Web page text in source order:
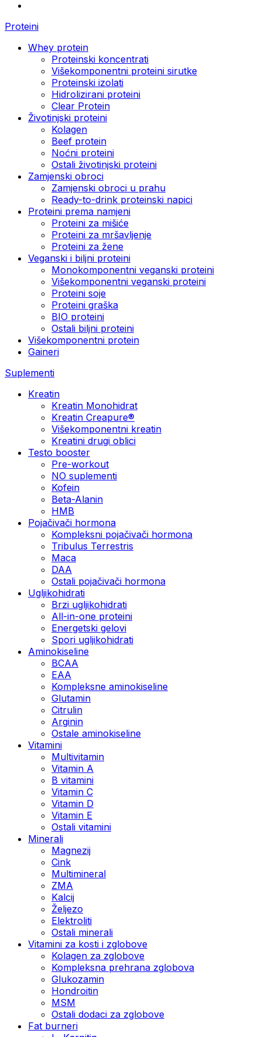
Proteini
Whey protein
Proteinski koncentrati
Višekomponentni proteini sirutke
Proteinski izolati
Hidrolizirani proteini
Clear Protein
Životinjski proteini
Kolagen
Beef protein
Noćni proteini
Ostali životinjski proteini
Zamjenski obroci
Zamjenski obroci u prahu
Ready-to-drink proteinski napici
Proteini prema namjeni
Proteini za mišiće
Proteini za mršavljenje
Proteini za žene
Veganski i biljni proteini
Monokomponentni veganski proteini
Višekomponentni veganski proteini
Proteini soje
Proteini graška
BIO proteini
Ostali biljni proteini
Višekomponentni protein
Gaineri
Suplementi
Kreatin
Kreatin Monohidrat
Kreatin Creapure®
Višekomponentni kreatin
Kreatini drugi oblici
Testo booster
Pre-workout
NO suplementi
Kofein
Beta-Alanin
HMB
Pojačivači hormona
Kompleksni pojačivači hormona
Tribulus Terrestris
Maca
DAA
Ostali pojačivači hormona
Ugljikohidrati
Brzi ugljikohidrati
All-in-one proteini
Energetski gelovi
Spori ugljikohidrati
Aminokiseline
BCAA
EAA
Kompleksne aminokiseline
Glutamin
Citrulin
Arginin
Ostale aminokiseline
Vitamini
Multivitamin
Vitamin A
B vitamini
Vitamin C
Vitamin D
Vitamin E
Ostali vitamini
Minerali
Magnezij
Cink
Multimineral
ZMA
Kalcij
Željezo
Elektroliti
Ostali minerali
Vitamini za kosti i zglobove
Kolagen za zglobove
Kompleksna prehrana zglobova
Glukozamin
Hondroitin
MSM
Ostali dodaci za zglobove
Fat burneri